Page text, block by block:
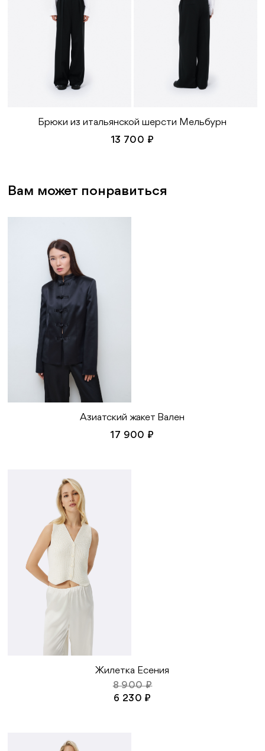
Брюки из итальянской шерсти Мельбурн
13 700 ₽
Вам может понравиться
Азиатский жакет Вален
17 900 ₽
Жилетка Есения
8 900 ₽
6 230 ₽